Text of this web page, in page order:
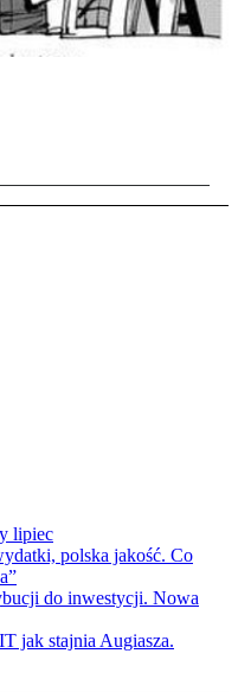
lipiec
polska jakość. Co
do inwestycji. Nowa
jak stajnia Augiasza.